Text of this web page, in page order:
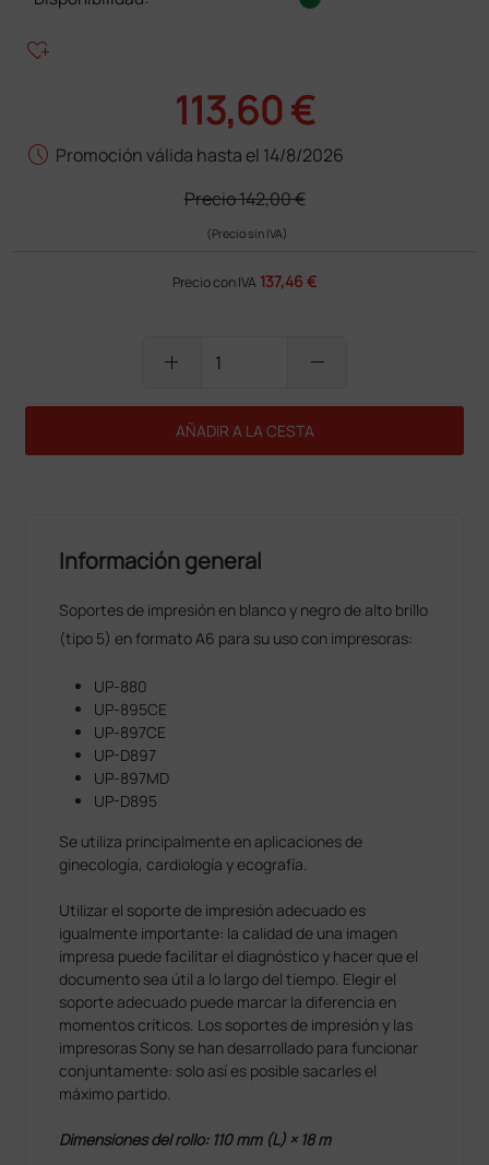
heart_plus
113,60 €
schedule Promoción válida hasta el 14/8/2026
Precio142,00 €
(Precio sin IVA)
Precio con IVA 137,46 €
add remove
AÑADIR A LA CESTA
Información general
Soportes de impresión en blanco y negro de alto brillo
(tipo 5) en formato A6 para su uso con impresoras:
UP-880
UP-895CE
UP-897CE
UP-D897
UP-897MD
UP-D895
Se utiliza principalmente en aplicaciones de
ginecología, cardiología y ecografía.
Utilizar el soporte de impresión adecuado es
igualmente importante: la calidad de una imagen
impresa puede facilitar el diagnóstico y hacer que el
documento sea útil a lo largo del tiempo. Elegir el
soporte adecuado puede marcar la diferencia en
momentos críticos. Los soportes de impresión y las
impresoras Sony se han desarrollado para funcionar
conjuntamente: solo así es posible sacarles el
máximo partido.
Dimensiones del rollo: 110 mm (L) × 18 m